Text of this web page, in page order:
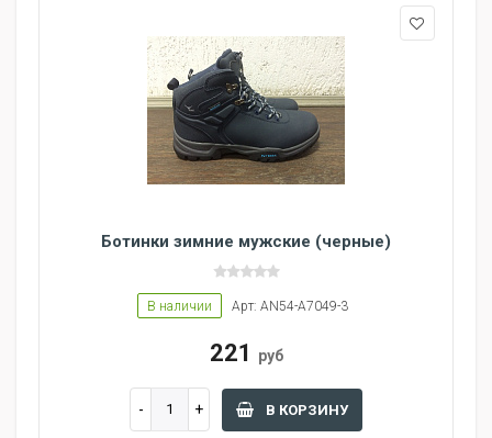
Ботинки зимние мужские (черные)
В наличии Арт: AN54-A7049-3
221 руб
В КОРЗИНУ